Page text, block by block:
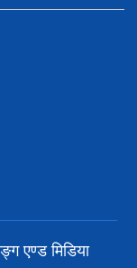
एण्ड मिडिया